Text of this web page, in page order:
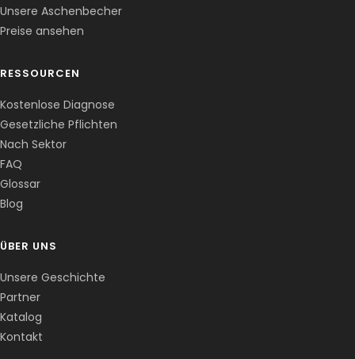
Unsere Aschenbecher
Preise ansehen
RESSOURCEN
Kostenlose Diagnose
Gesetzliche Pflichten
Nach Sektor
FAQ
Glossar
Blog
ÜBER UNS
Unsere Geschichte
Partner
Katalog
Kontakt